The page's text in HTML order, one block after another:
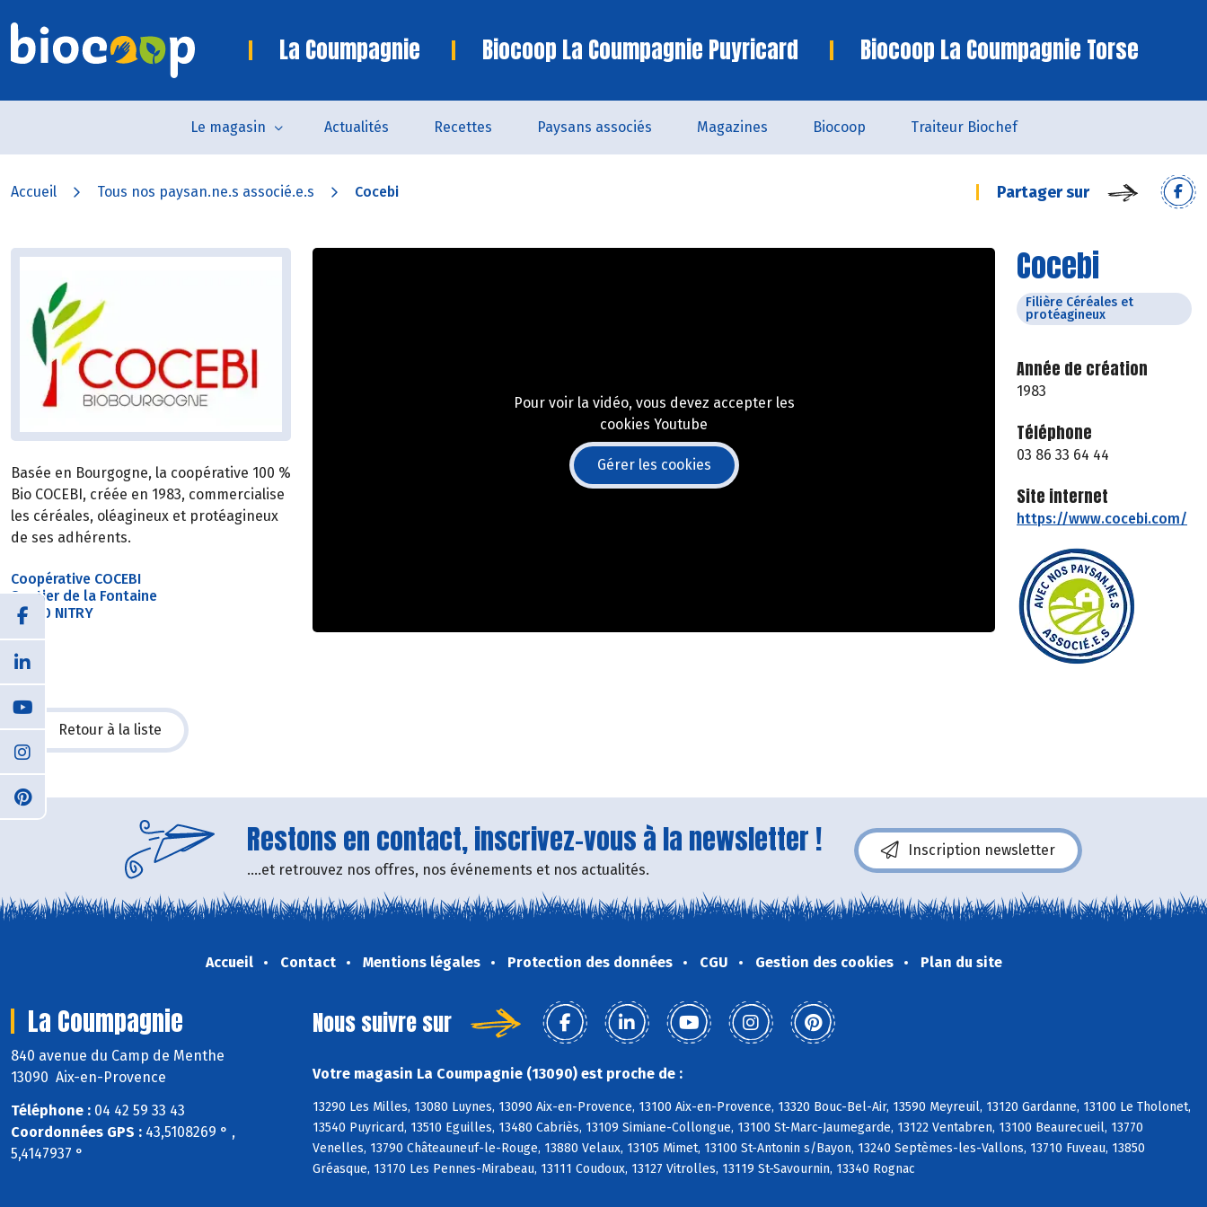
La Coumpagnie Biocoop La Coumpagnie Puyricard Biocoop La Coumpagnie Torse
Le magasin Actualités Recettes Paysans associés Magazines Biocoop Traiteur Biochef
Accueil Tous nos paysan.ne.s associé.e.s Cocebi Partager sur
Cocebi
Filière Céréales et
protéagineux
Année de création
1983
Téléphone
03 86 33 64 44
Site internet
https://www.cocebi.com/
Basée en Bourgogne, la coopérative 100 %
Bio COCEBI, créée en 1983, commercialise
les céréales, oléagineux et protéagineux
de ses adhérents.
Coopérative COCEBI
Sentier de la Fontaine
89310 NITRY
Pour voir la vidéo, vous devez accepter les
cookies Youtube
Gérer les cookies
Retour à la liste
Restons en contact, inscrivez-vous à la newsletter !
....et retrouvez nos offres, nos événements et nos actualités.
Inscription newsletter
Accueil Contact Mentions légales Protection des données CGU Gestion des cookies Plan du site
La Coumpagnie
840 avenue du Camp de Menthe
13090 Aix-en-Provence
Téléphone : 04 42 59 33 43
Coordonnées GPS : 43,5108269 ° ,
5,4147937 °
Nous suivre sur
Votre magasin La Coumpagnie (13090) est proche de :
13290 Les Milles, 13080 Luynes, 13090 Aix-en-Provence, 13100 Aix-en-Provence, 13320 Bouc-Bel-Air, 13590 Meyreuil, 13120 Gardanne, 13100 Le Tholonet,
13540 Puyricard, 13510 Eguilles, 13480 Cabriès, 13109 Simiane-Collongue, 13100 St-Marc-Jaumegarde, 13122 Ventabren, 13100 Beaurecueil, 13770
Venelles, 13790 Châteauneuf-le-Rouge, 13880 Velaux, 13105 Mimet, 13100 St-Antonin s/Bayon, 13240 Septèmes-les-Vallons, 13710 Fuveau, 13850
Gréasque, 13170 Les Pennes-Mirabeau, 13111 Coudoux, 13127 Vitrolles, 13119 St-Savournin, 13340 Rognac